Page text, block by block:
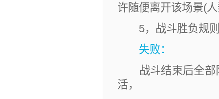
许随便离开该场景(
5，战斗胜负规
失败：
战斗结束后全部
活，